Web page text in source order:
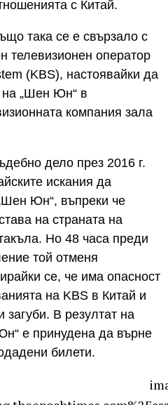
с Китай.
така се е свързало с
телевизионен оператор
(KBS), настоявайки да
на „Шен Юн“ в
компания зала
дело през 2016 г.
искания да
Юн“, въпреки че
на страната на
Но 48 часа преди
той отменя
се, че има опасност
на KBS в Китай и
В резултат на
е принудена да върне
билети.